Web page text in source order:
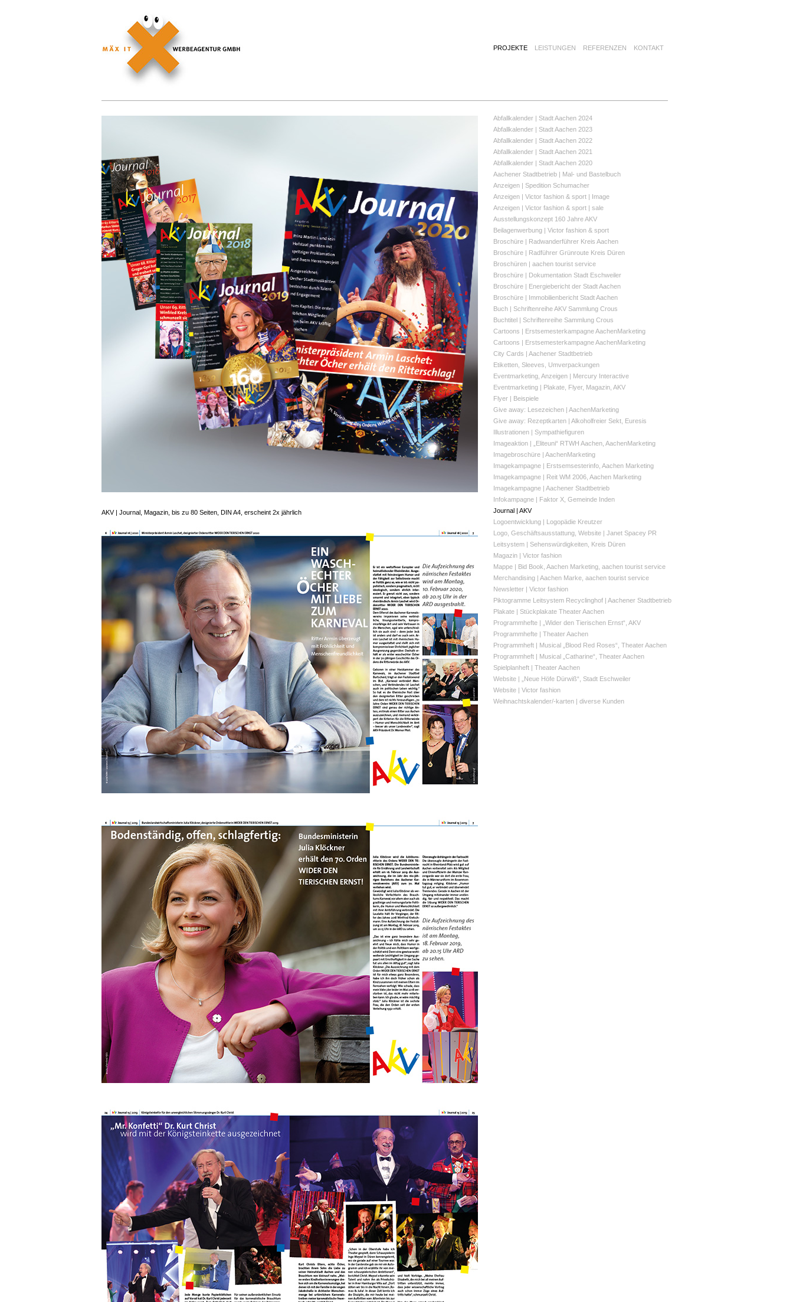
PROJEKTE LEISTUNGEN REFERENZEN KONTAKT
AKV | Journal, Magazin, bis zu 80 Seiten, DIN A4, erscheint 2x jährlich
Abfallkalender | Stadt Aachen 2024
Abfallkalender | Stadt Aachen 2023
Abfallkalender | Stadt Aachen 2022
Abfallkalender | Stadt Aachen 2021
Abfallkalender | Stadt Aachen 2020
Aachener Stadtbetrieb | Mal- und Bastelbuch
Anzeigen | Spedition Schumacher
Anzeigen | Victor fashion & sport | Image
Anzeigen | Victor fashion & sport | sale
Ausstellungskonzept 160 Jahre AKV
Beilagenwerbung | Victor fashion & sport
Broschüre | Radwanderführer Kreis Aachen
Broschüre | Radführer Grünroute Kreis Düren
Broschüren | aachen tourist service
Broschüre | Dokumentation Stadt Eschweiler
Broschüre | Energiebericht der Stadt Aachen
Broschüre | Immobilienbericht Stadt Aachen
Buch | Schriftenreihe AKV Sammlung Crous
Buchtitel | Schriftenreihe Sammlung Crous
Cartoons | Erstsemesterkampagne AachenMarketing
Cartoons | Erstsemesterkampagne AachenMarketing
City Cards | Aachener Stadtbetrieb
Etiketten, Sleeves, Umverpackungen
Eventmarketing, Anzeigen | Mercury Interactive
Eventmarketing | Plakate, Flyer, Magazin, AKV
Flyer | Beispiele
Give away: Lesezeichen | AachenMarketing
Give away: Rezeptkarten | Alkoholfreier Sekt, Euresis
Illustrationen | Sympathiefiguren
Imageaktion | „Eliteuni“ RTWH Aachen, AachenMarketing
Imagebroschüre | AachenMarketing
Imagekampagne | Erstsemsesterinfo, Aachen Marketing
Imagekampagne | Reit WM 2006, Aachen Marketing
Imagekampagne | Aachener Stadtbetrieb
Infokampagne | Faktor X, Gemeinde Inden
Journal | AKV
Logoentwicklung | Logopädie Kreutzer
Logo, Geschäftsausstattung, Website | Janet Spacey PR
Leitsystem | Sehenswürdigkeiten, Kreis Düren
Magazin | Victor fashion
Mappe | Bid Book, Aachen Marketing, aachen tourist service
Merchandising | Aachen Marke, aachen tourist service
Newsletter | Victor fashion
Piktogramme Leitsystem Recyclinghof | Aachener Stadtbetrieb
Plakate | Stückplakate Theater Aachen
Programmhefte | „Wider den Tierischen Ernst“, AKV
Programmhefte | Theater Aachen
Programmheft | Musical „Blood Red Roses“, Theater Aachen
Programmheft | Musical „Catharine“, Theater Aachen
Spielplanheft | Theater Aachen
Website | „Neue Höfe Dürwiß“, Stadt Eschweiler
Website | Victor fashion
Weihnachtskalender/-karten | diverse Kunden